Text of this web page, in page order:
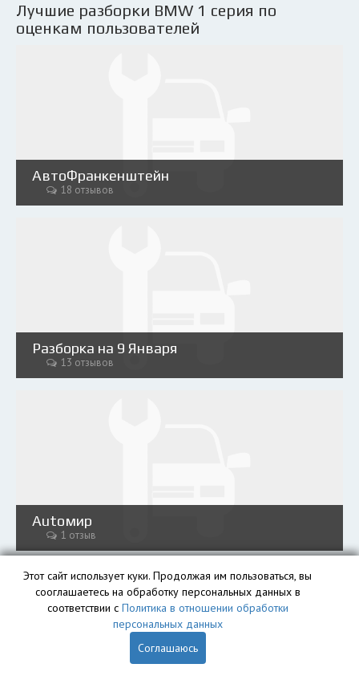
Лучшие разборки BMW 1 серия по
оценкам пользователей
АвтоФранкенштейн
18 отзывов
Разборка на 9 Января
13 отзывов
Аutoмир
1 отзыв
Этот сайт использует куки. Продолжая им пользоваться, вы
сооглашаетесь на обработку персональных данных в
соответствии с Политика в отношении обработки
персональных данных
Соглашаюсь